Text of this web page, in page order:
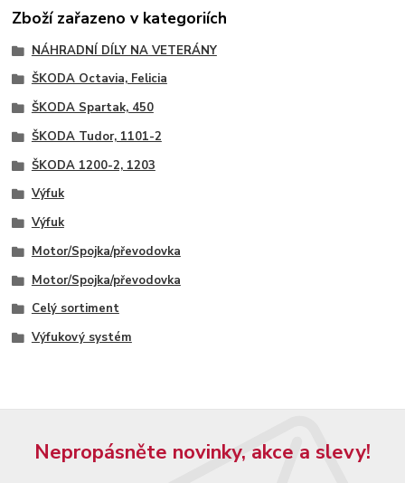
Zboží zařazeno v kategoriích
NÁHRADNÍ DÍLY NA VETERÁNY
ŠKODA Octavia, Felicia
ŠKODA Spartak, 450
ŠKODA Tudor, 1101-2
ŠKODA 1200-2, 1203
Výfuk
Výfuk
Motor/Spojka/převodovka
Motor/Spojka/převodovka
Celý sortiment
Výfukový systém
Nepropásněte novinky, akce a slevy!